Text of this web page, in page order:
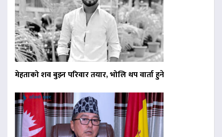
मेहताको शव बुझ्न परिवार तयार, भोलि थप वार्ता हुने